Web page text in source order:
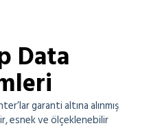
Data
garanti altına alınmış
esnek ve ölçeklenebilir